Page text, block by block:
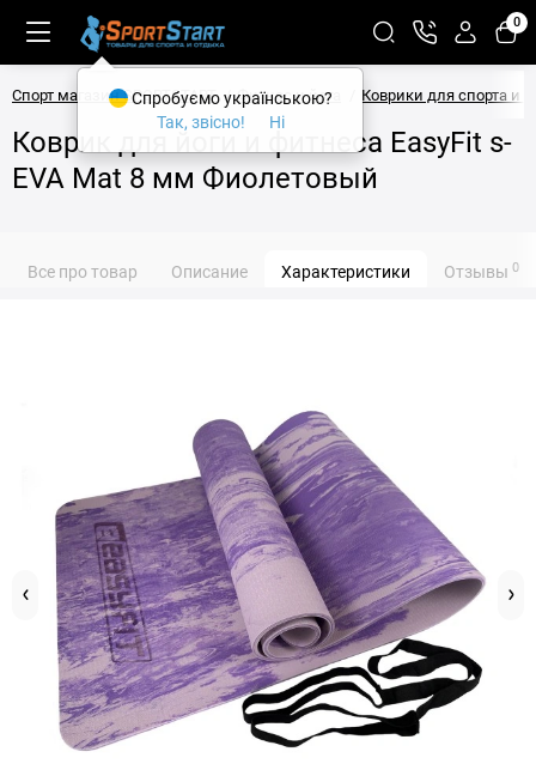
0
Спорт магазин SPORTSTART Фитнес и йога Коврики для спорта и
Коврик для йоги и фитнеса EasyFit s-
EVA Mat 8 мм Фиолетовый
Все про товар Описание Характеристики Отзывы 0
Спробуємо українською?
Так, звісно!
Ні